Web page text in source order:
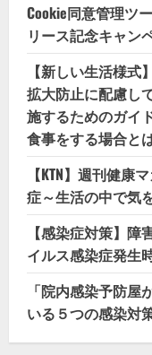
Cookie同意管理ツ
リース記念キャン
【新しい生活様
拡大防止に配慮し
施するためのガイ
食事をする場合と
【KTN】週刊健
症～生活の中で気
【感染症対策】
イルス感染症発生
「院内感染予防
いる５つの感染対